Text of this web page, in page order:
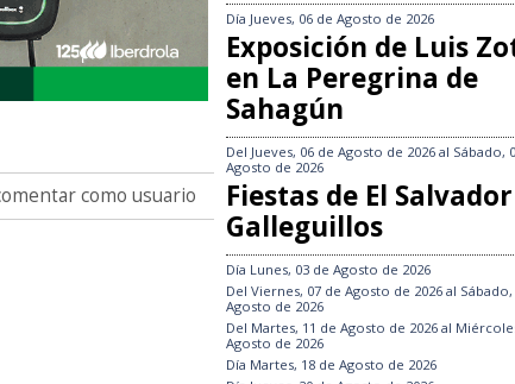
como usuario
Día Jueves, 06 de Agosto de 2026
Exposición de Luis
en La Peregrina de
Sahagún
Del Jueves, 06 de Agosto de 2026 al Sábado,
Agosto de 2026
Fiestas de El
Galleguillos
Día Lunes, 03 de Agosto de 2026
Del Viernes, 07 de Agosto de 2026 al
Agosto de 2026
Del Martes, 11 de Agosto de 2026 al
Agosto de 2026
Día Martes, 18 de Agosto de 2026